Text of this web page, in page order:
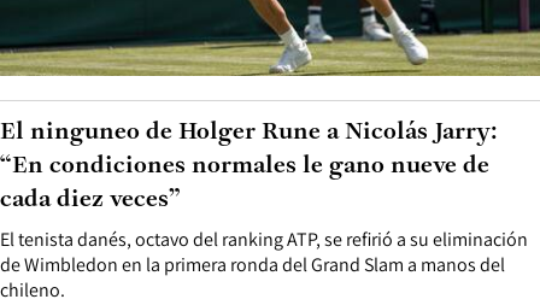
El tenista danés, octavo del ranking ATP, se refirió a su eliminación
de Wimbledon en la primera ronda del Grand Slam a manos del
chileno.
El ninguneo de Holger Rune a Nicolás Jarry:
“En condiciones normales le gano nueve de
cada diez veces”